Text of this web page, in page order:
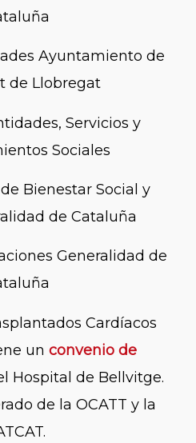
Ayuntamiento de
de Llobregat
Servicios y
Sociales
Bienestar Social y
de Cataluña
Generalidad de
Cardíacos
un convenio de
Hospital de Bellvitge.
de la OCATT y la